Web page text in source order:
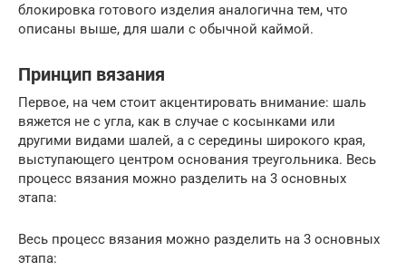
блокировка готового изделия аналогична тем, что
описаны выше, для шали с обычной каймой.
Принцип вязания
Первое, на чем стоит акцентировать внимание: шаль
вяжется не с угла, как в случае с косынками или
другими видами шалей, а с середины широкого края,
выступающего центром основания треугольника. Весь
процесс вязания можно разделить на 3 основных
этапа:
Весь процесс вязания можно разделить на 3 основных
этапа: